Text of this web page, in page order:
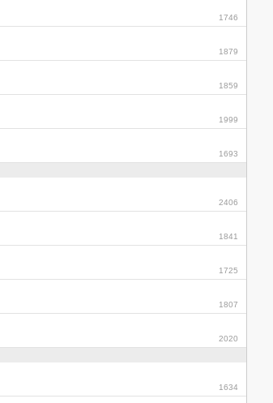
1746
1879
1859
1999
1693
2406
1841
1725
1807
2020
1634